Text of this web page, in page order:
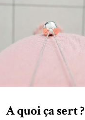
A quoi ça sert ?